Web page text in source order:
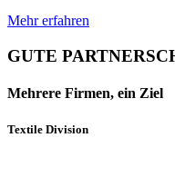
Mehr erfahren
GUTE
Mehrere Firmen, ein Ziel
Textile Division